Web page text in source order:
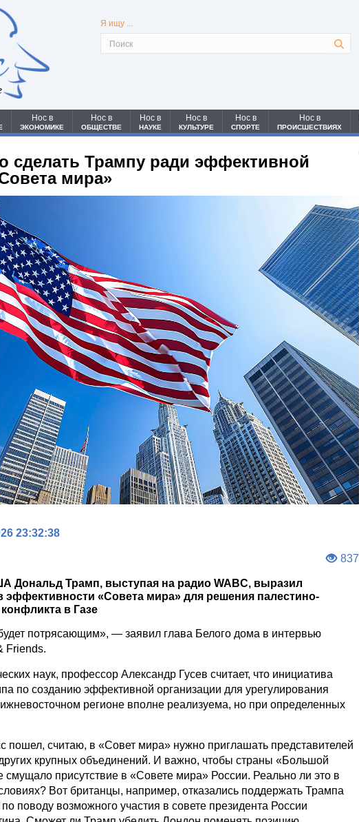
Я ищу ...
Нос в
ЭКОНОМИКЕ
Нос в
ОБЩЕСТВЕ
Нос в
НАУКЕ
Нос в
КУЛЬТУРЕ
Нос в
СПОРТЕ
Нос в
ПРОИСШЕСТВИЯХ
сделать Трампу ради эффективной
мира»
23:32:38
837
Дональд Трамп, выступая на радио WABC, выразил
эффективности «Совета мира» для решения палестино-
в Газе
потрясающим», — заявил глава Белого дома в интервью
Friends.
наук, профессор Александр Гусев считает, что инициатива
по созданию эффективной организации для урегулирования
регионе вполне реализуема, но при определенных
пошел, считаю, в «Совет мира» нужно приглашать представителей
крупных объединений. И важно, чтобы страны «Большой
смущало присутствие в «Совете мира» России. Реально ли это в
Вот британцы, например, отказались поддержать Трампа
поводу возможного участия в совете президента России